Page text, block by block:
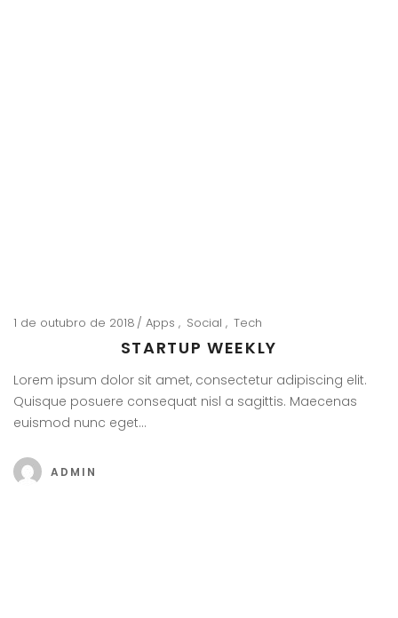
1 de outubro de 2018 Apps Social Tech
STARTUP WEEKLY
Lorem ipsum dolor sit amet, consectetur adipiscing elit.
Quisque posuere consequat nisl a sagittis. Maecenas
euismod nunc eget…
ADMIN